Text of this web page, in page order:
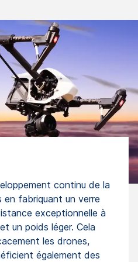
continu de la
fabriquant un verre
exceptionnelle à
un poids léger. Cela
les drones,
également des